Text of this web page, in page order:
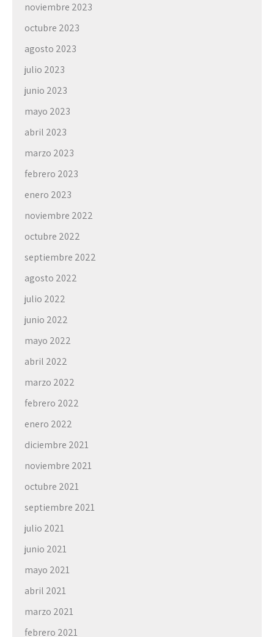
noviembre 2023
octubre 2023
agosto 2023
julio 2023
junio 2023
mayo 2023
abril 2023
marzo 2023
febrero 2023
enero 2023
noviembre 2022
octubre 2022
septiembre 2022
agosto 2022
julio 2022
junio 2022
mayo 2022
abril 2022
marzo 2022
febrero 2022
enero 2022
diciembre 2021
noviembre 2021
octubre 2021
septiembre 2021
julio 2021
junio 2021
mayo 2021
abril 2021
marzo 2021
febrero 2021